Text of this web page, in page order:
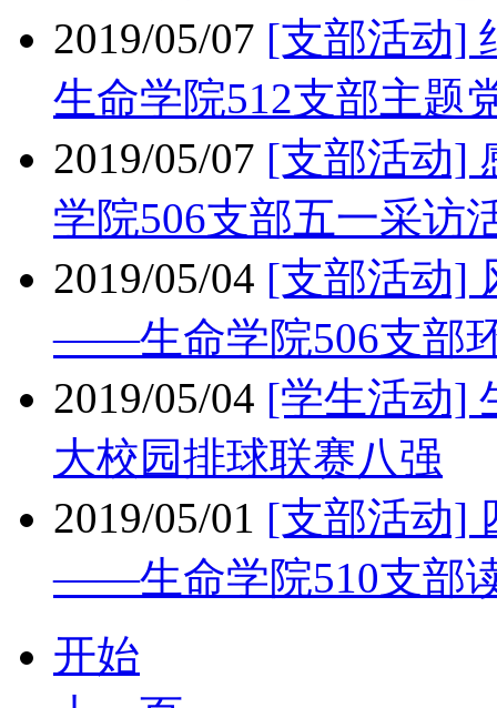
2019/05/07 [支部活动]
生命学院512支部主题
2019/05/07 [支部活动]
学院506支部五一采访
2019/05/04 [支部活动]
——生命学院506支部
2019/05/04 [学生活动]
大校园排球联赛八强
2019/05/01 [支部活动]
——生命学院510支部
开始